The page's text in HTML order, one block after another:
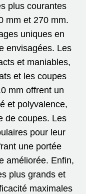
plus courantes
mm et 270 mm.
uniques en
envisagées. Les
et maniables,
et les coupes
mm offrent un
et polyvalence,
de coupes. Les
pour leur
une portée
améliorée. Enfin,
plus grands et
maximales